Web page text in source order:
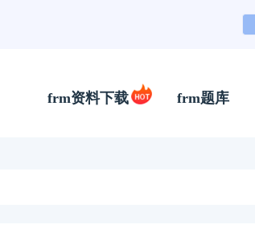
frm资料下载 frm题库